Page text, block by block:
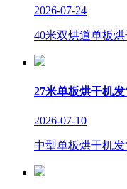
2026-07-24
40米双烘道单板
27米单板烘干机
2026-07-10
中型单板烘干机发